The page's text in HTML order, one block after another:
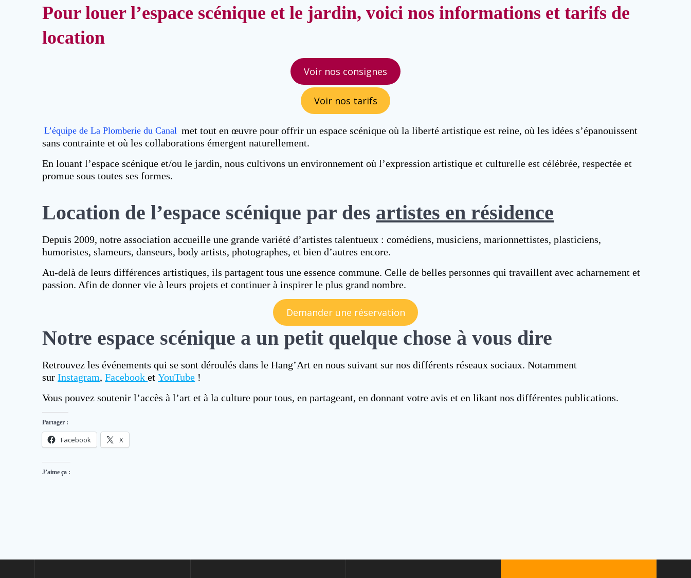
Pour louer l’espace scénique et le jardin, voici nos informations et tarifs de
location
Voir nos consignes
Voir nos tarifs
L’équipe de La Plomberie du Canal met tout en œuvre pour offrir un espace scénique où la liberté artistique est reine, où les idées s’épanouissent
sans contrainte et où les collaborations émergent naturellement.
En louant l’espace scénique et/ou le jardin, nous cultivons un environnement où l’expression artistique et culturelle est célébrée, respectée et
promue sous toutes ses formes.
Location de l’espace scénique par des artistes en résidence
Depuis 2009, notre association accueille une grande variété d’artistes talentueux : comédiens, musiciens, marionnettistes, plasticiens,
humoristes, slameurs, danseurs, body artists, photographes, et bien d’autres encore.
Au-delà de leurs différences artistiques, ils partagent tous une essence commune. Celle de belles personnes qui travaillent avec acharnement et
passion. Afin de donner vie à leurs projets et continuer à inspirer le plus grand nombre.
Demander une réservation
Notre espace scénique a un petit quelque chose à vous dire
Retrouvez les événements qui se sont déroulés dans le Hang’Art en nous suivant sur nos différents réseaux sociaux. Notamment
surInstagram,FacebooketYouTube !
Vous pouvez soutenir l’accès à l’art et à la culture pour tous, en partageant, en donnant votre avis et en likant nos différentes publications.
Partager :
Facebook X
J’aime ça :